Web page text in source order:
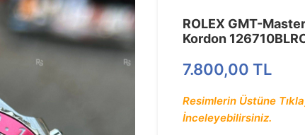
ROLEX GMT-
Kordon
7.800,00 TL
Resimlerin Üstüne
İnceleyebilirsiniz.